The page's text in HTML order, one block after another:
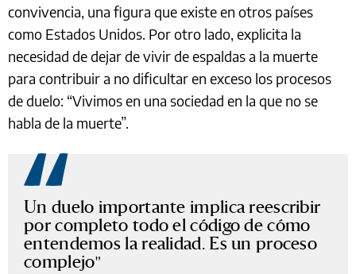
convivencia, una figura que existe en otros países
como Estados Unidos. Por otro lado, explicita la
necesidad de dejar de vivir de espaldas a la muerte
para contribuir a no dificultar en exceso los procesos
de duelo: “Vivimos en una sociedad en la que no se
habla de la muerte”.
Un duelo importante implica reescribir
por completo todo el código de cómo
entendemos la realidad. Es un proceso
complejo